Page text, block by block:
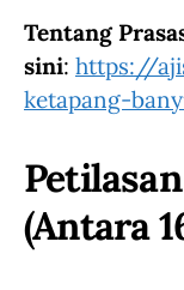
Tentang
sini: https://
ketapang-
(antara